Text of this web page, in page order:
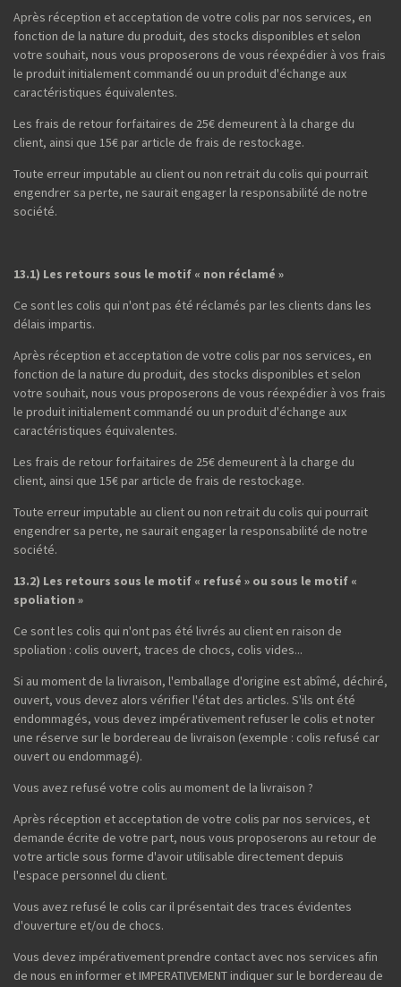
Après réception et acceptation de votre colis par nos services, en
fonction de la nature du produit, des stocks disponibles et selon
votre souhait, nous vous proposerons de vous réexpédier à vos frais
le produit initialement commandé ou un produit d'échange aux
caractéristiques équivalentes.
Les frais de retour forfaitaires de 25€ demeurent à la charge du
client, ainsi que 15€ par article de frais de restockage.
Toute erreur imputable au client ou non retrait du colis qui pourrait
engendrer sa perte, ne saurait engager la responsabilité de notre
société.
13.1) Les retours sous le motif « non réclamé »
Ce sont les colis qui n'ont pas été réclamés par les clients dans les
délais impartis.
Après réception et acceptation de votre colis par nos services, en
fonction de la nature du produit, des stocks disponibles et selon
votre souhait, nous vous proposerons de vous réexpédier à vos frais
le produit initialement commandé ou un produit d'échange aux
caractéristiques équivalentes.
Les frais de retour forfaitaires de 25€ demeurent à la charge du
client, ainsi que 15€ par article de frais de restockage.
Toute erreur imputable au client ou non retrait du colis qui pourrait
engendrer sa perte, ne saurait engager la responsabilité de notre
société.
13.2) Les retours sous le motif « refusé » ou sous le motif «
spoliation »
Ce sont les colis qui n'ont pas été livrés au client en raison de
spoliation : colis ouvert, traces de chocs, colis vides...
Si au moment de la livraison, l'emballage d'origine est abîmé, déchiré,
ouvert, vous devez alors vérifier l'état des articles. S'ils ont été
endommagés, vous devez impérativement refuser le colis et noter
une réserve sur le bordereau de livraison (exemple : colis refusé car
ouvert ou endommagé).
Vous avez refusé votre colis au moment de la livraison ?
Après réception et acceptation de votre colis par nos services, et
demande écrite de votre part, nous vous proposerons au retour de
votre article sous forme d'avoir utilisable directement depuis
l'espace personnel du client.
Vous avez refusé le colis car il présentait des traces évidentes
d'ouverture et/ou de chocs.
Vous devez impérativement prendre contact avec nos services afin
de nous en informer et IMPERATIVEMENT indiquer sur le bordereau de